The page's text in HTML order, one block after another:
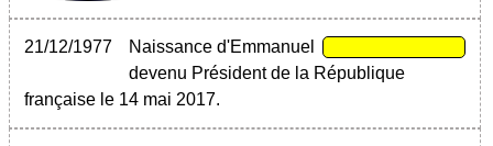
21/12/1977
Naissance d'Emmanuel
devenu Président de la République
française le 14 mai 2017.